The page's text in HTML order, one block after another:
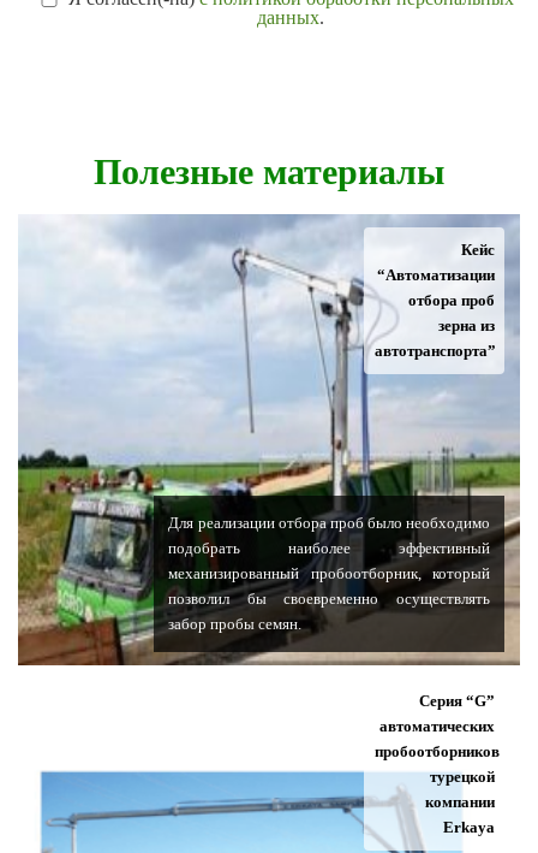
данных.
Полезные материалы
Кейс
“Автоматизации
отбора проб
зерна из
автотранспорта”
Для реализации отбора проб было необходимо
подобрать наиболее эффективный
механизированный пробоотборник, который
позволил бы своевременно осуществлять
забор пробы семян.
Серия “G”
автоматических
пробоотборников
турецкой
компании
Erkaya